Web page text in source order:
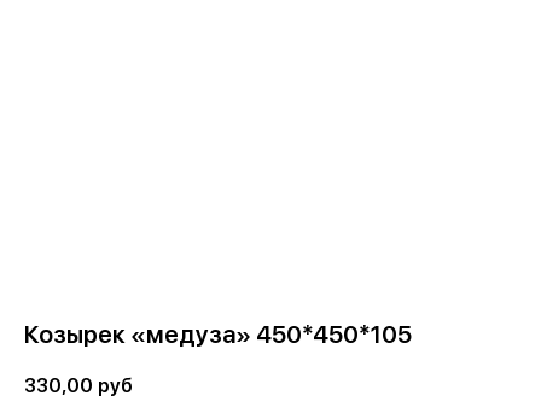
Козырек «медуза» 450*450*105
330,00 руб